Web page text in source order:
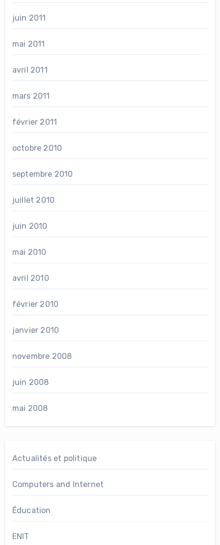
juin 2011
mai 2011
avril 2011
mars 2011
février 2011
octobre 2010
septembre 2010
juillet 2010
juin 2010
mai 2010
avril 2010
février 2010
janvier 2010
novembre 2008
juin 2008
mai 2008
Actualités et politique
Computers and Internet
Éducation
ENIT